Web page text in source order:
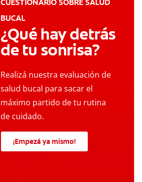
CUESTIONARIO SOBRE SALUD
BUCAL
¿Qué hay detrás
de tu sonrisa?
Realizá nuestra evaluación de
salud bucal para sacar el
máximo partido de tu rutina
de cuidado.
¡Empezá ya mismo!